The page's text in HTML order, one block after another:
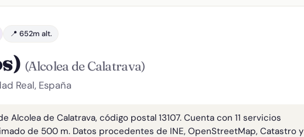
📍 652m alt.
(Alcolea de Calatrava)
Real, España
Alcolea de Calatrava, código postal 13107. Cuenta con 11 servicios
de 500 m. Datos procedentes de INE, OpenStreetMap, Catastro y